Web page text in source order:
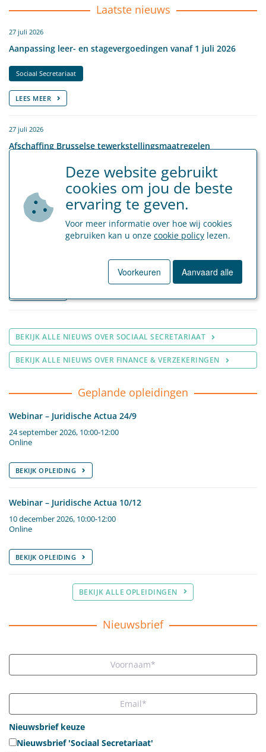
Laatste nieuws
27 juli 2026
Aanpassing leer- en stagevergoedingen vanaf 1 juli 2026
Sociaal Secretariaat
LEES MEER
27 juli 2026
Afschaffing Brusselse tewerkstellingsmaatregelen
Sociaal Secretariaat
LEES MEER
Kilometervergoeding vanaf 1 juli 2026
BEKIJK ALLE NIEUWS OVER SOCIAAL SECRETARIAAT
BEKIJK ALLE NIEUWS OVER FINANCE & VERZEKERINGEN
Geplande opleidingen
Webinar – Juridische Actua 24/9
24 september 2026, 10:00-12:00
Online
BEKIJK OPLEIDING
Webinar – Juridische Actua 10/12
10 december 2026, 10:00-12:00
Online
BEKIJK OPLEIDING
BEKIJK ALLE OPLEIDINGEN
Nieuwsbrief
Nieuwsbrief keuze
Nieuwsbrief 'Sociaal Secretariaat'
Deze website gebruikt
cookies om jou de beste
ervaring te geven.
Voor meer informatie over hoe wij cookies
gebruiken kan u onze cookie policy lezen.
Voorkeuren Aanvaard alle